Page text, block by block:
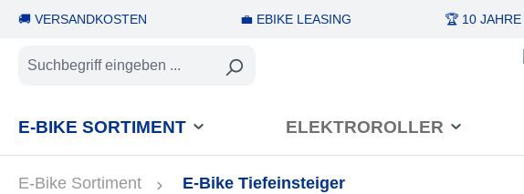
Zur Hauptnavigation springen
🚚 VERSANDKOSTEN 💼 EBIKE LEASING 🏆 10
E-BIKE SORTIMENT ELEKTROROLLER
E-Bike Sortiment E-Bike Tiefeinsteiger